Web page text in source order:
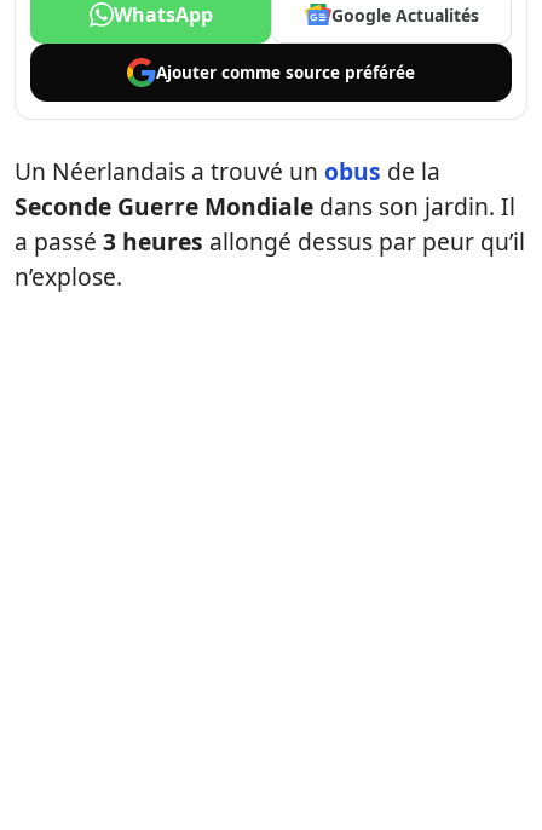
WhatsApp Google Actualités
Ajouter comme source préférée
Un Néerlandais a trouvé un obus de la
Seconde Guerre Mondiale dans son jardin. Il
a passé 3 heures allongé dessus par peur qu’il
n’explose.